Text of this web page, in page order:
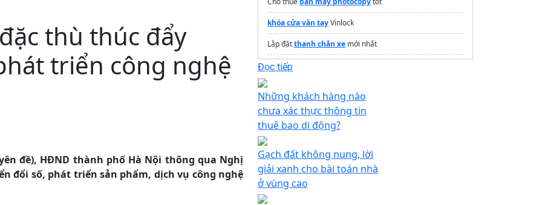
thù thúc đẩy
triển công nghệ
đề), HĐND thành phố Hà Nội thông qua Nghị
đổi số, phát triển sản phẩm, dịch vụ công nghệ
khóa cửa vân tayVinlock
Lắp đặtthanh chắn xe mới nhất
Giấy phép điều khiển phương tiện bay hạng B
Thanh lý Điều hòa Daikin 24000
Đọc tiếp
Những khách hàng nào
chưa xác thực thông tin
thuê bao di động?
Gạch đất không nung, lời
giải xanh cho bài toán nhà
ở vùng cao